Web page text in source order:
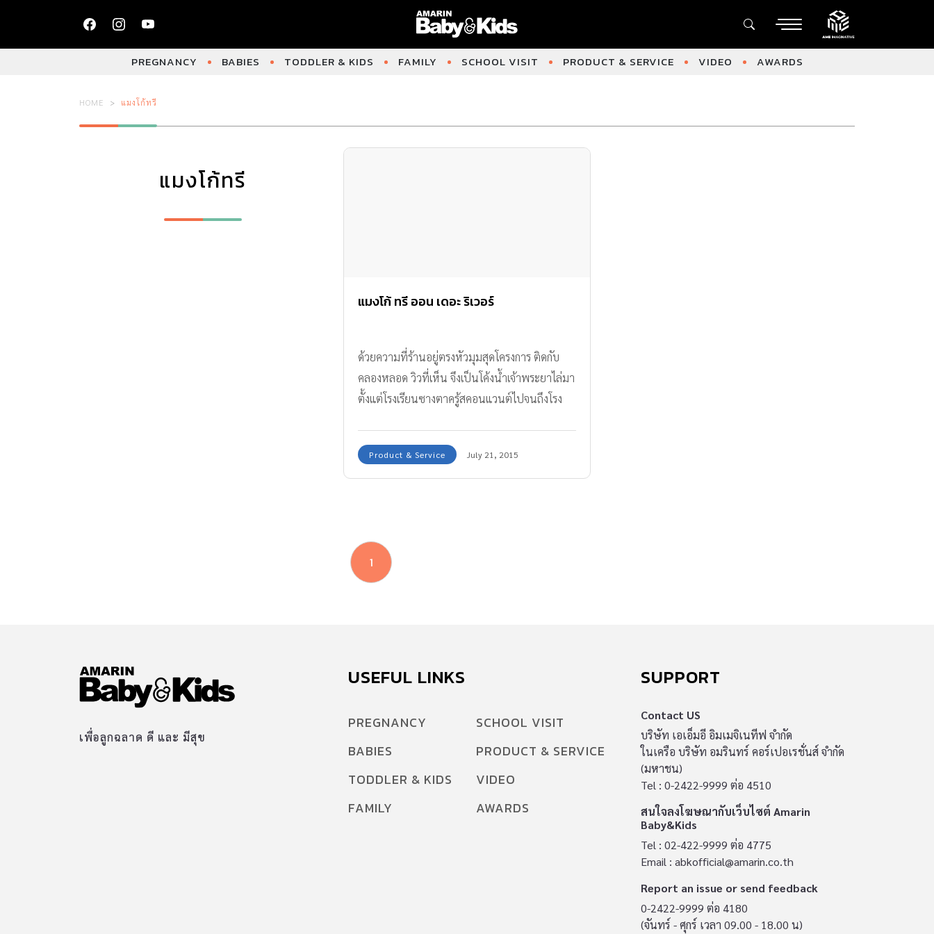
PREGNANCY BABIES TODDLER & KIDS FAMILY SCHOOL VISIT PRODUCT & SERVICE VIDEO AWARDS
HOME แมงโก้ทรี
แมงโก้ทรี
แมงโก้ ทรี ออน เดอะ ริเวอร์
ด้วยความที่ร้านอยู่ตรงหัวมุมสุดโครงการ ติดกับ
คลองหลอด วิวที่เห็น จึงเป็นโค้งน้ำเจ้าพระยาไล่มา
ตั้งแต่โรงเรียนซางตาครู้สคอนแวนต์ไปจนถึงโรง
Product & Service July 21, 2015
1
เพื่อลูกฉลาด ดี และ มีสุข
USEFUL LINKS
PREGNANCY
BABIES
TODDLER & KIDS
FAMILY
SCHOOL VISIT
PRODUCT & SERVICE
VIDEO
AWARDS
SUPPORT
Contact US
บริษัท เอเอ็มอี อิมเมจิเนทีฟ จำกัด
ในเครือ บริษัท อมรินทร์ คอร์เปอเรชั่นส์ จำกัด
(มหาชน)
Tel : 0-2422-9999 ต่อ 4510
สนใจลงโฆษณากับเว็บไซต์ Amarin
Baby&Kids
Tel : 02-422-9999 ต่อ 4775
Email : abkofficial@amarin.co.th
Report an issue or send feedback
0-2422-9999 ต่อ 4180
(จันทร์ - ศุกร์ เวลา 09.00 - 18.00 น)